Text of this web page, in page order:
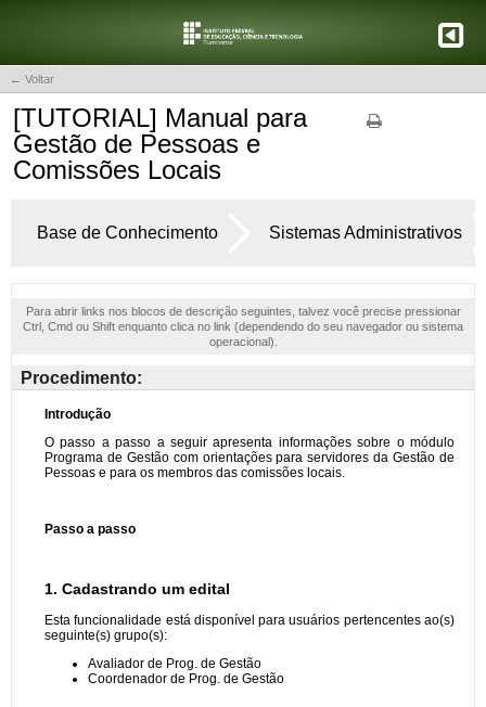
← Voltar
[TUTORIAL] Manual para
Gestão de Pessoas e
Comissões Locais
Base de Conhecimento Sistemas Administrativos
Para abrir links nos blocos de descrição seguintes, talvez você precise pressionar
Ctrl, Cmd ou Shift enquanto clica no link (dependendo do seu navegador ou sistema
operacional).
Procedimento: